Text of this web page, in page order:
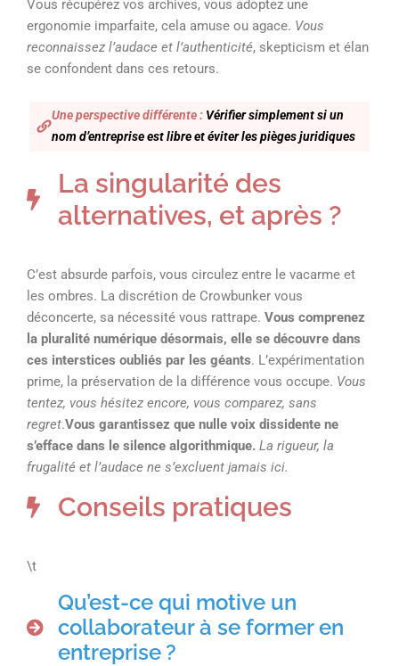
Vous récupérez vos archives, vous adoptez une
ergonomie imparfaite, cela amuse ou agace. Vous
reconnaissez l’audace et l’authenticité, skepticism et élan
se confondent dans ces retours.
Une perspective différente : Vérifier simplement si un
nom d’entreprise est libre et éviter les pièges juridiques
La singularité des
alternatives, et après ?
C’est absurde parfois, vous circulez entre le vacarme et
les ombres. La discrétion de Crowbunker vous
déconcerte, sa nécessité vous rattrape. Vous comprenez
la pluralité numérique désormais, elle se découvre dans
ces interstices oubliés par les géants. L’expérimentation
prime, la préservation de la différence vous occupe. Vous
tentez, vous hésitez encore, vous comparez, sans
regret.Vous garantissez que nulle voix dissidente ne
s’efface dans le silence algorithmique. La rigueur, la
frugalité et l’audace ne s’excluent jamais ici.
Conseils pratiques
\t
Qu’est-ce qui motive un
collaborateur à se former en
entreprise ?